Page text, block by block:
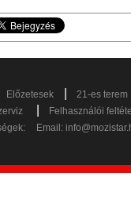
Előzetesek
21-es terem
Felhasználói
Email: